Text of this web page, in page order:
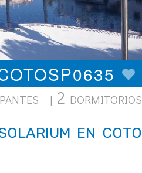
| 2 DORMITORIOS
EN COTO